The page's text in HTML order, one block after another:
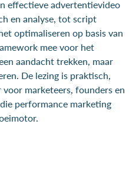
effectieve advertentievideo
en analyse, tot script
optimaliseren op basis van
mee voor het
aandacht trekken, maar
De lezing is praktisch,
marketeers, founders en
performance marketing